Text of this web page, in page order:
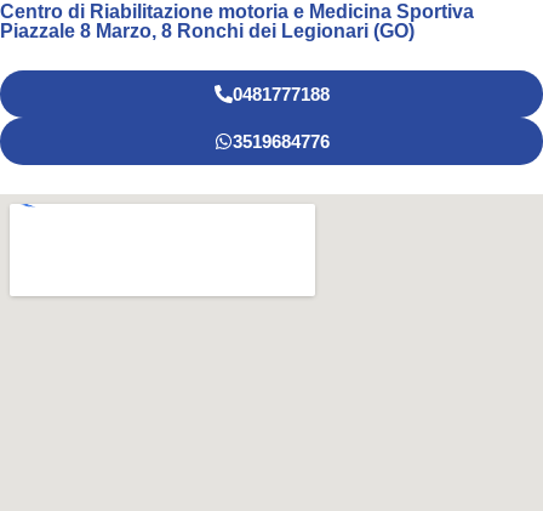
Centro di Riabilitazione motoria e Medicina Sportiva
Piazzale 8 Marzo, 8 Ronchi dei Legionari (GO)
0481777188
3519684776